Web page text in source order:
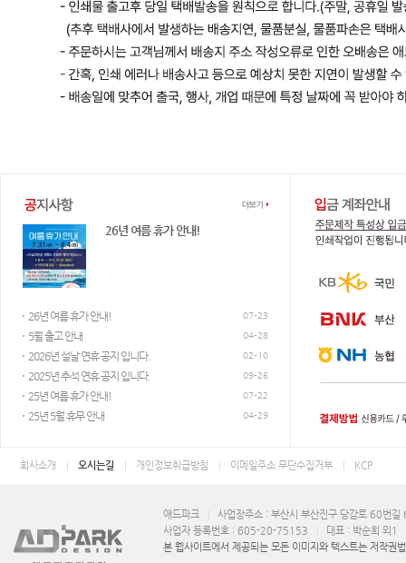
26년 여름 휴가 안내!
26년 여름 휴가 안내! 07-23
5월 출고 안내 04-28
2026년 설날 연휴 공지 입니다. 02-10
2025년 추석 연휴 공지 입니다. 09-26
25년 여름 휴가 안내! 07-22
25년 5월 휴무 안내 04-29
이 가능합니다.
평일 AM 9:30 ~ PM 7:00 / 점심시간 PM 12:00 ~ 1:00
웹하드 및 메신져
회사소개 오시는길 개인정보취급방침 이메일주소 무단수집거부 KCP
애드파크
사업장주소 : 부산시 부산진구 당감로 60번길
사업자 등록번호 : 605-20-75153
대표 : 박순희 외1
본 웹사이트에서 제공되는 모든 이미지와 텍스트는 저작권